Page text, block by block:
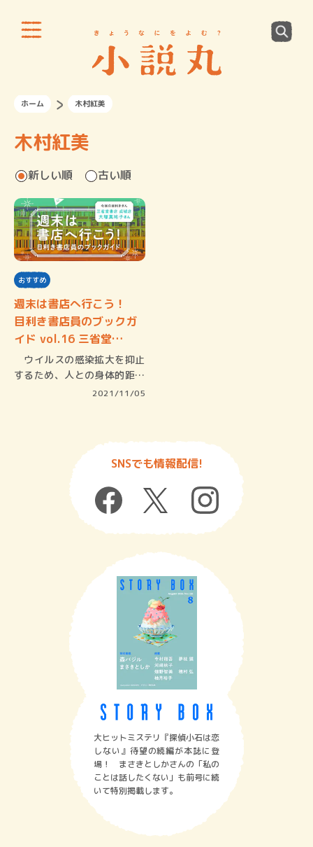
ホーム 木村紅美
木村紅美
新しい順 古い順
おすすめ
週末は書店へ行こう！
目利き書店員のブックガ
イド vol.16 三省堂…
ウイルスの感染拡大を抑止
するため、人との身体的距離
2021/11/05
SNSでも情報配信!
大ヒットミステリ『探偵小石は恋
しない』待望の続編が本誌に登
場！ まさきとしかさんの「私の
ことは話したくない」も前号に続
いて特別掲載します。